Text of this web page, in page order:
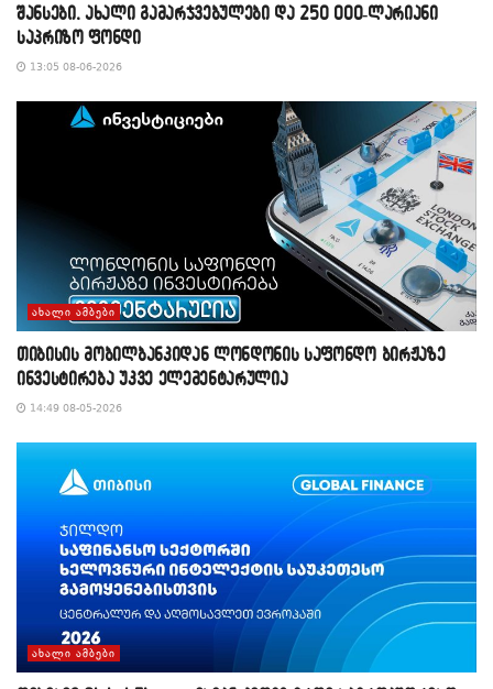
შანსები, ახალი გამარჯვებულები და 250 000-ლარიანი
საპრიზო ფონდი
13:05 08-06-2026
ᲐᲮᲐᲚᲘ ᲐᲛᲑᲔᲑᲘ
თიბისის მობილბანკიდან ლონდონის საფონდო ბირჟაზე
ინვესტირება უკვე ელემენტარულია
14:49 08-05-2026
ᲐᲮᲐᲚᲘ ᲐᲛᲑᲔᲑᲘ